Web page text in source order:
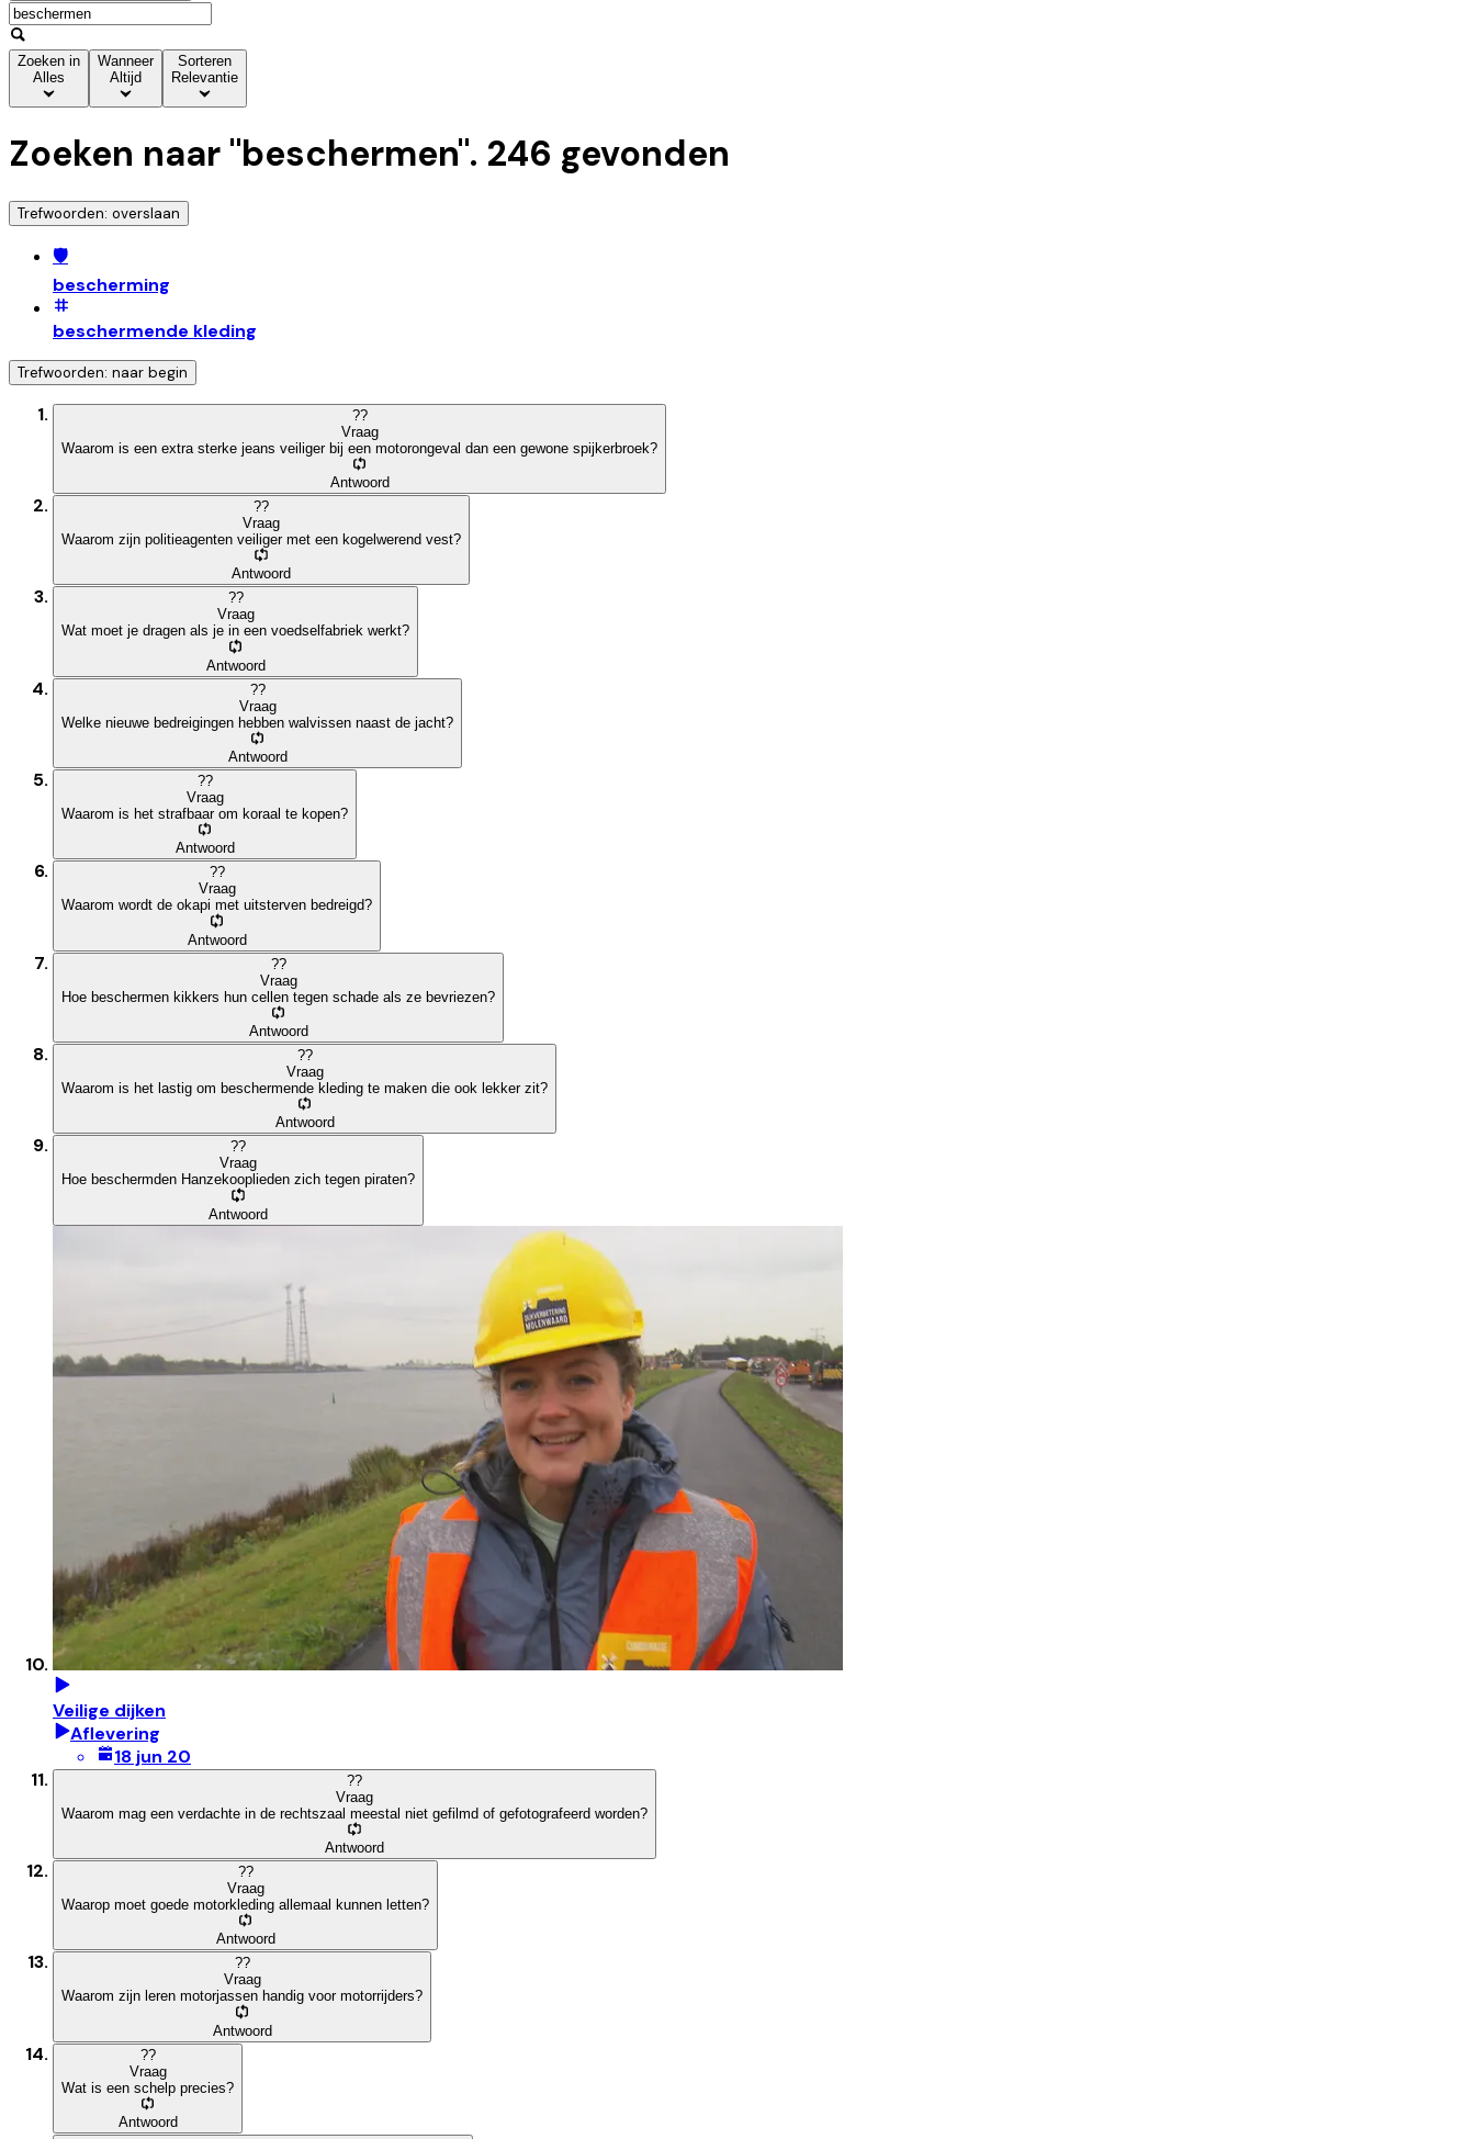
Zoeken in
Alles
Wanneer
Altijd
Sorteren
Relevantie
Zoeken naar "beschermen". 246 gevonden
Trefwoorden: overslaan
🛡️
bescherming
beschermende kleding
Trefwoorden: naar begin
??
Vraag
Waarom is een extra sterke jeans veiliger bij een motorongeval dan een gewone spijkerbroek?
Antwoord
??
Vraag
Waarom zijn politieagenten veiliger met een kogelwerend vest?
Antwoord
??
Vraag
Wat moet je dragen als je in een voedselfabriek werkt?
Antwoord
??
Vraag
Welke nieuwe bedreigingen hebben walvissen naast de jacht?
Antwoord
??
Vraag
Waarom is het strafbaar om koraal te kopen?
Antwoord
??
Vraag
Waarom wordt de okapi met uitsterven bedreigd?
Antwoord
??
Vraag
Hoe beschermen kikkers hun cellen tegen schade als ze bevriezen?
Antwoord
??
Vraag
Waarom is het lastig om beschermende kleding te maken die ook lekker zit?
Antwoord
??
Vraag
Hoe beschermden Hanzekooplieden zich tegen piraten?
Antwoord
Veilige dijken
Aflevering
18 jun 20
??
Vraag
Waarom mag een verdachte in de rechtszaal meestal niet gefilmd of gefotografeerd worden?
Antwoord
??
Vraag
Waarop moet goede motorkleding allemaal kunnen letten?
Antwoord
??
Vraag
Waarom zijn leren motorjassen handig voor motorrijders?
Antwoord
??
Vraag
Wat is een schelp precies?
Antwoord